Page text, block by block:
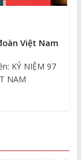
Việt Nam
KỶ NIỆM 97
NAM